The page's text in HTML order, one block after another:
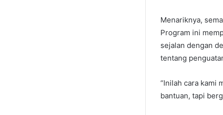
Menariknya,
Program ini
sejalan dengan
tentang
“Inilah cara kami
bantuan, tapi